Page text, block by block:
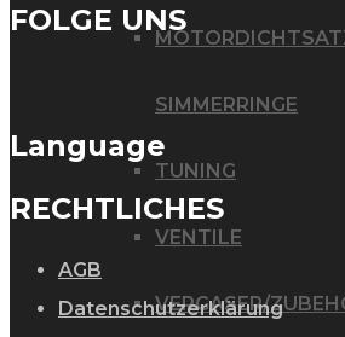
SIMMERRINGE
TUNING
VENTILE
VERGASER/
FOLGE UNS
Language
RECHTLICHES
AGB
Datenschutzerklärung